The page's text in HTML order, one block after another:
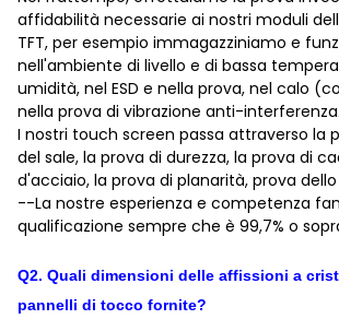
affidabilità necessarie ai nostri moduli
TFT, per esempio immagazziniamo e
nell'ambiente di livello e di bassa
umidità, nel ESD e nella prova, nel calo
nella prova di vibrazione anti-interferenza.
I nostri touch screen passa attraverso la
del sale, la prova di durezza, la prova di
d'acciaio, la prova di planarità, prova
--La nostre esperienza e competenza
qualificazione sempre che è 99,7% o
Q2. Quali dimensioni delle affissioni a
pannelli di tocco fornite?